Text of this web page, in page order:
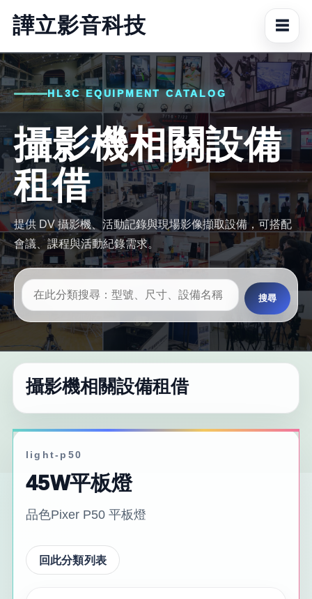
譁立影音科技 ☰
HL3C EQUIPMENT CATALOG
攝影機相關設備
租借
提供 DV 攝影機、活動記錄與現場影像擷取設備，可搭配
會議、課程與活動紀錄需求。
搜尋
攝影機相關設備租借
light-p50
45W平板燈
品色Pixer P50 平板燈
回此分類列表